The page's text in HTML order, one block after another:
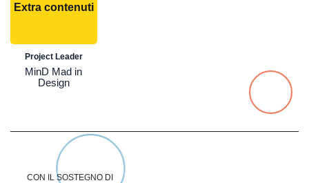
Extra contenuti
Project Leader
MinD Mad in
Design
CON IL SOSTEGNO DI